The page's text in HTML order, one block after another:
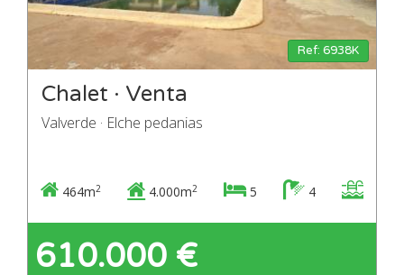
Ref: 6938K
Chalet · Venta
Valverde · Elche pedanias
464m2 4.000m2 5 4
610.000 €